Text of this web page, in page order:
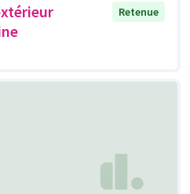
Retenue